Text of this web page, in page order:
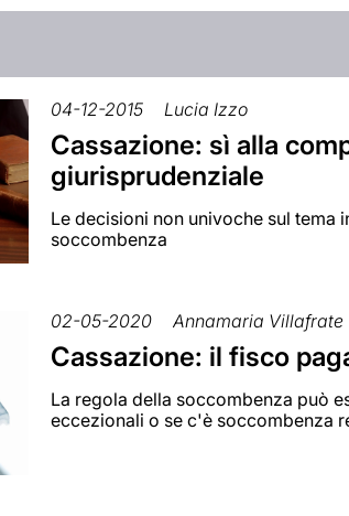
04-12-2015 Lucia Izzo
Cassazione: sì alla
giurisprudenziale
Le decisioni non univoche sul
soccombenza
02-05-2020 Annamaria Villafrate
Cassazione: il fisco
La regola della soccombenza può
eccezionali o se c'è soccombenza